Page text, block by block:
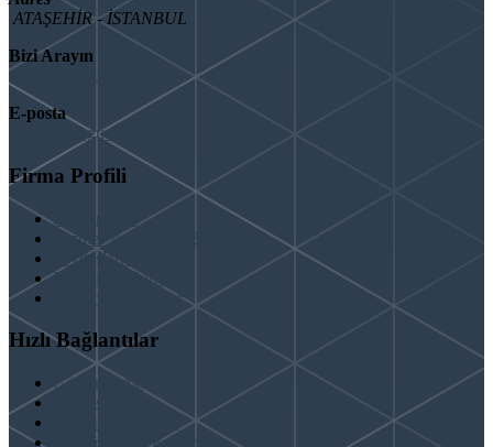
ATAŞEHİR - İSTANBUL
Bizi Arayın
E-posta
info@binaguclendir.com
Firma Profili
Hakkımızda
Hizmet Verdiğimiz Bölgeler
Paydaşlarımız
İş Birliği Teklifleri
Şartlar ve Koşullar
Hızlı Bağlantılar
Güçlendirme
Hizmetlerimiz
Test & Analiz & Rapor